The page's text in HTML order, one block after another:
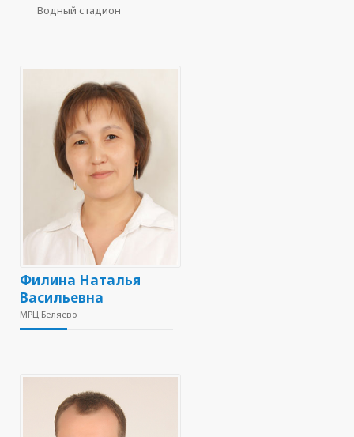
Водный стадион
Филина Наталья
Васильевна
МРЦ Беляево